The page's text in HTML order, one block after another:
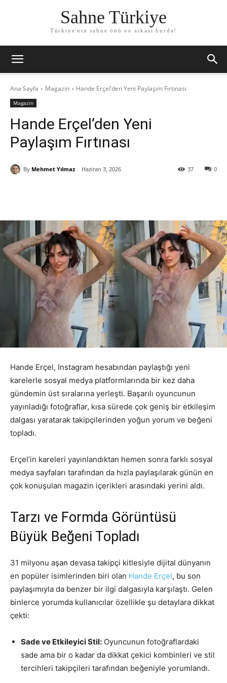
Sahne Türkiye
Türkiye'nin sahne önü ve arkası burda!
Ana Sayfa Magazin Hande Erçel’den Yeni Paylaşım Fırtınası
Magazin
Hande Erçel’den Yeni
Paylaşım Fırtınası
By Mehmet Yılmaz Haziran 3, 2026 0
37
Hande Erçel, Instagram hesabından paylaştığı yeni
karelerle sosyal medya platformlarında bir kez daha
gündemin üst sıralarına yerleşti. Başarılı oyuncunun
yayınladığı fotoğraflar, kısa sürede çok geniş bir etkileşim
dalgası yaratarak takipçilerinden yoğun yorum ve beğeni
topladı.
Erçel’in kareleri yayınlandıktan hemen sonra farklı sosyal
medya sayfaları tarafından da hızla paylaşılarak günün en
çok konuşulan magazin içerikleri arasındaki yerini aldı.
Tarzı ve Formda Görüntüsü
Büyük Beğeni Topladı
31 milyonu aşan devasa takipçi kitlesiyle dijital dünyanın
en popüler isimlerinden biri olan Hande Erçel, bu son
paylaşımıyla da benzer bir ilgi dalgasıyla karşılaştı. Gelen
binlerce yorumda kullanıcılar özellikle şu detaylara dikkat
çekti:
Sade ve Etkileyici Stil: Oyuncunun fotoğraflardaki
sade ama bir o kadar da dikkat çekici kombinleri ve stil
tercihleri takipçileri tarafından beğeniyle yorumlandı.